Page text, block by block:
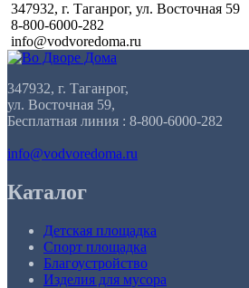
347932, г. Таганрог, ул. Восточная 59
8-800-6000-282
info@vodvoredoma.ru
347932, г. Таганрог,
ул. Восточная 59,
Бесплатная линия : 8-800-6000-282
info@vodvoredoma.ru
Каталог
Детская площадка
Спорт площадка
Благоустройство
Изделия для мусора